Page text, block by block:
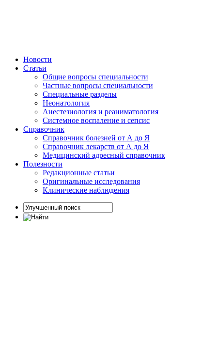
Новости
Статьи
Общие вопросы специальности
Частные вопросы специальности
Специальные разделы
Неонатология
Анестезиология и реаниматология
Системное воспаление и сепсис
Справочник
Справочник болезней от А до Я
Справочник лекарств от А до Я
Медицинский адресный справочник
Полезности
Редакционные статьи
Оригинальные исследования
Клинические наблюдения